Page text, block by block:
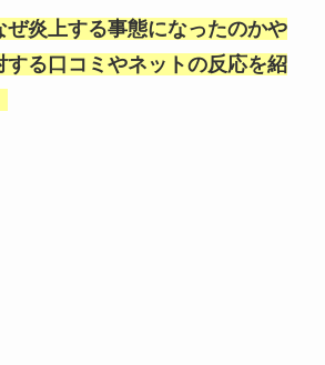
ぜ炎上する事態になったのかや
する口コミやネットの反応を紹